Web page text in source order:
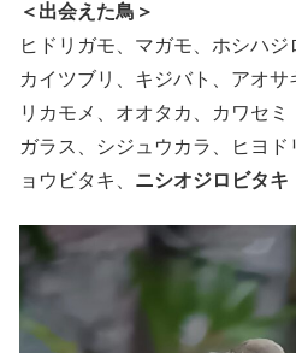
＜出会えた鳥＞
ヒドリガモ、マガモ、ホシハ
カイツブリ、キジバト、アオ
リカモメ、オオタカ、カワセ
ガラス、シジュウカラ、ヒヨ
ョウビタキ、 ニシオジロビタキ